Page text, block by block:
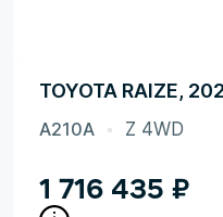
TOYOTA RAIZE,
A210A Z 4WD
1 716 435 ₽